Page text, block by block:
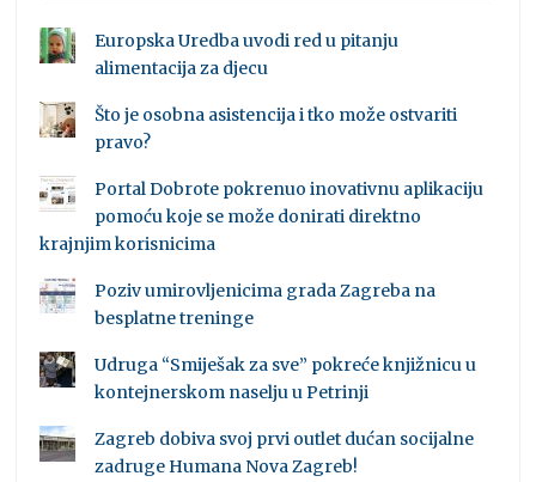
Europska Uredba uvodi red u pitanju
alimentacija za djecu
Što je osobna asistencija i tko može ostvariti
pravo?
Portal Dobrote pokrenuo inovativnu aplikaciju
pomoću koje se može donirati direktno
krajnjim korisnicima
Poziv umirovljenicima grada Zagreba na
besplatne treninge
Udruga “Smiješak za sve” pokreće knjižnicu u
kontejnerskom naselju u Petrinji
Zagreb dobiva svoj prvi outlet dućan socijalne
zadruge Humana Nova Zagreb!